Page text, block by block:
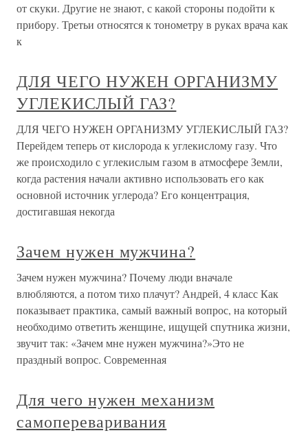
от скуки. Другие не знают, с какой стороны подойти к
прибору. Третьи относятся к тонометру в руках врача как
к
ДЛЯ ЧЕГО НУЖЕН ОРГАНИЗМУ
УГЛЕКИСЛЫЙ ГАЗ?
ДЛЯ ЧЕГО НУЖЕН ОРГАНИЗМУ УГЛЕКИСЛЫЙ ГАЗ?
Перейдем теперь от кислорода к углекислому газу. Что
же происходило с углекислым газом в атмосфере Земли,
когда растения начали активно использовать его как
основной источник углерода? Его концентрация,
достигавшая некогда
Зачем нужен мужчина?
Зачем нужен мужчина? Почему люди вначале
влюбляются, а потом тихо плачут? Андрей, 4 класс Как
показывает практика, самый важный вопрос, на который
необходимо ответить женщине, ищущей спутника жизни,
звучит так: «Зачем мне нужен мужчина?»Это не
праздный вопрос. Современная
Для чего нужен механизм
самопереваривания